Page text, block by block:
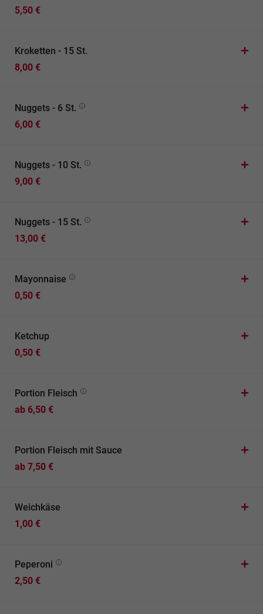
5,50 €
Kroketten - 15 St.
8,00 €
Nuggets - 6 St.
6,00 €
Nuggets - 10 St.
9,00 €
Nuggets - 15 St.
13,00 €
Mayonnaise
0,50 €
Ketchup
0,50 €
Portion Fleisch
ab 6,50 €
Portion Fleisch mit Sauce
ab 7,50 €
Weichkäse
1,00 €
Peperoni
2,50 €